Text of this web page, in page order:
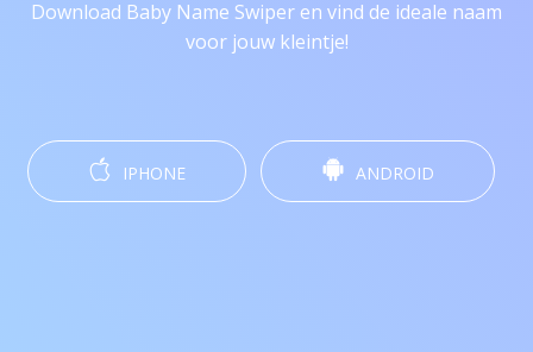
Download Baby Name Swiper en vind de ideale naam
voor jouw kleintje!
IPHONE ANDROID